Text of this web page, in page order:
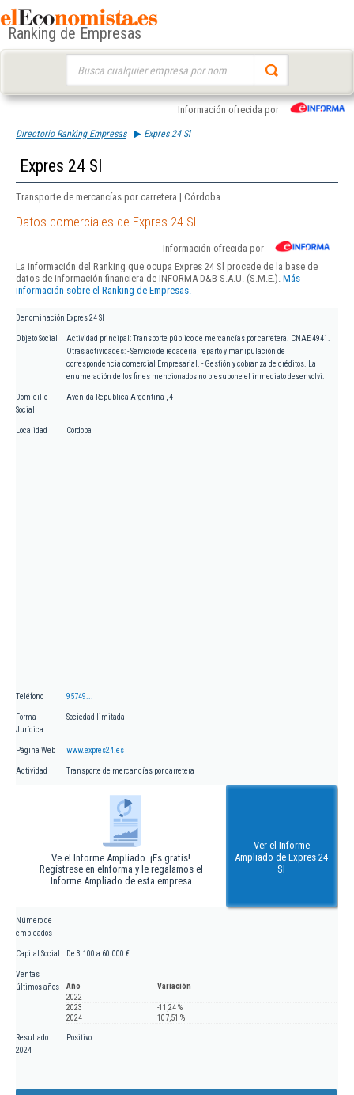
Ranking de Empresas
Información ofrecida por
Directorio Ranking Empresas Expres 24 Sl
Expres 24 Sl
Transporte de mercancías por carretera | Córdoba
Datos comerciales de Expres 24 Sl
Información ofrecida por
La información del Ranking que ocupa Expres 24 Sl procede de la base de
datos de información financiera de INFORMA D&B S.A.U. (S.M.E.). Más
información sobre el Ranking de Empresas.
Denominación Expres 24 Sl
Objeto Social
Actividad principal: Transporte público de mercancías por carretera. CNAE 4941.
Otras actividades: - Servicio de recadería, reparto y manipulación de
correspondencia comercial Empresarial. - Gestión y cobranza de créditos. La
enumeración de los fines mencionados no presupone el inmediato desenvolvi.
Domicilio
Social
Avenida Republica Argentina , 4
Localidad Cordoba
Teléfono 95749...
Forma
Jurídica
Sociedad limitada
Página Web www.expres24.es
Actividad Transporte de mercancías por carretera
Ve el Informe Ampliado. ¡Es gratis!
Regístrese en eInforma y le regalamos el
Informe Ampliado de esta empresa
Ver el Informe
Ampliado de Expres 24
Sl
Número de
empleados
Capital Social De 3.100 a 60.000 €
Ventas
últimos años
Año
Variación
2022
2023
-11,24 %
2024
107,51 %
Resultado
2024
Positivo